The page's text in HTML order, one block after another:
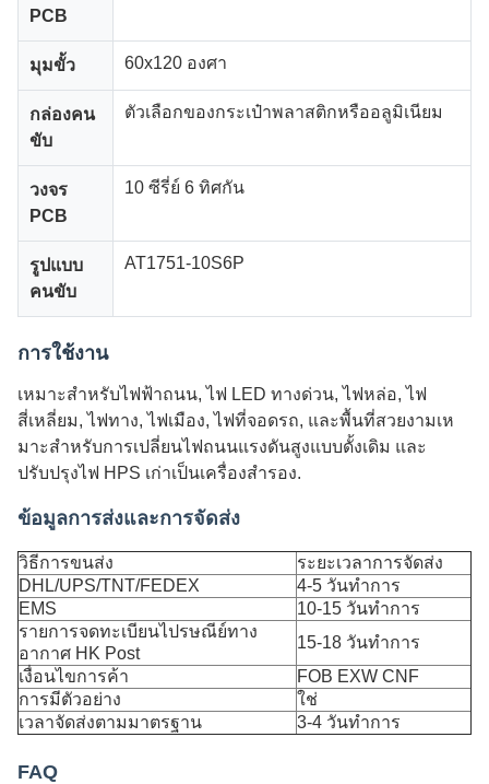
PCB
มุมขั้ว 60x120 องศา
กล่องคน
ขับ
ตัวเลือกของกระเป๋าพลาสติกหรืออลูมิเนียม
วงจร
PCB
10 ซีรี่ย์ 6 ทิศกัน
รูปแบบ
คนขับ
AT1751-10S6P
การใช้งาน
เหมาะสําหรับไฟฟ้าถนน, ไฟ LED ทางด่วน, ไฟหล่อ, ไฟ
สี่เหลี่ยม, ไฟทาง, ไฟเมือง, ไฟที่จอดรถ, และพื้นที่สวยงามเห
มาะสําหรับการเปลี่ยนไฟถนนแรงดันสูงแบบดั้งเดิม และ
ปรับปรุงไฟ HPS เก่าเป็นเครื่องสํารอง.
ข้อมูลการส่งและการจัดส่ง
วิธีการขนส่ง
ระยะเวลาการจัดส่ง
DHL/UPS/TNT/FEDEX
4-5 วันทําการ
EMS
10-15 วันทําการ
รายการจดทะเบียนไปรษณีย์ทาง
อากาศ HK Post
15-18 วันทําการ
เงื่อนไขการค้า
FOB EXW CNF
การมีตัวอย่าง
ใช่
เวลาจัดส่งตามมาตรฐาน
3-4 วันทําการ
FAQ